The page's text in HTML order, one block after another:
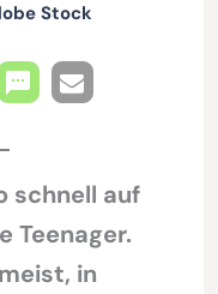
Stock
schnell auf
Teenager.
in